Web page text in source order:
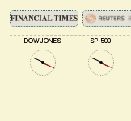
DOW JONES SP 500